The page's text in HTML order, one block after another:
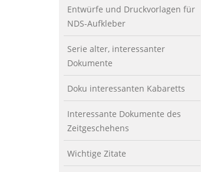
Entwürfe und Druckvorlagen für
NDS-Aufkleber
Serie alter, interessanter
Dokumente
Doku interessanten Kabaretts
Interessante Dokumente des
Zeitgeschehens
Wichtige Zitate